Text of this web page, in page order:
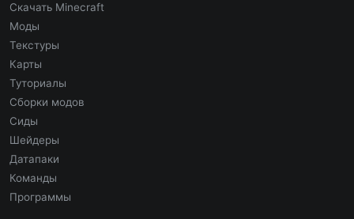
Скачать Minecraft
Моды
Текстуры
Карты
Туториалы
Сборки модов
Сиды
Шейдеры
Датапаки
Команды
Программы